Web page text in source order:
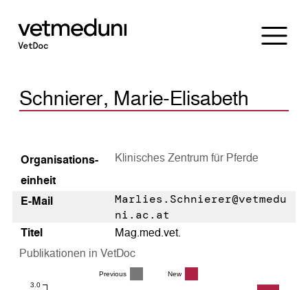
Schnierer, Marie-Elisabeth
Organisations­
einheit
Klinisches Zentrum für Pferde
E-Mail
Marlies.Schnierer@vetmedu
ni.ac.at
Titel
Mag.med.vet.
Publikationen in VetDoc
3.0
Previous New